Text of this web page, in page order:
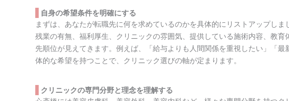
自身の希望条件を明確にする
まずは、あなたが転職先に何を求めているのかを具体的にリストアップしま
残業の有無、福利厚生、クリニックの雰囲気、提供している施術内容、教
先順位が見えてきます。例えば、「給与よりも人間関係を重視したい」「
体的な希望を持つことで、クリニック選びの軸が定まります。
クリニックの専門分野と理念を理解する